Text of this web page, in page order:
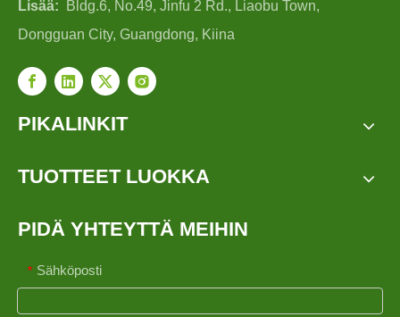
Lisää:
Bldg.6, No.49, Jinfu 2 Rd., Liaobu Town,
Dongguan City, Guangdong, Kiina
PIKALINKIT
TUOTTEET LUOKKA
PIDÄ YHTEYTTÄ MEIHIN
* Sähköposti